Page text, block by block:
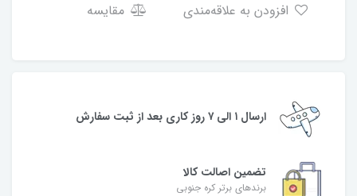
مقایسه
ارسال ۱ الی ۷ روز کاری بعد از ثبت سفارش
تضمین اصالت کالا
برندهای برتر کره جنوبی